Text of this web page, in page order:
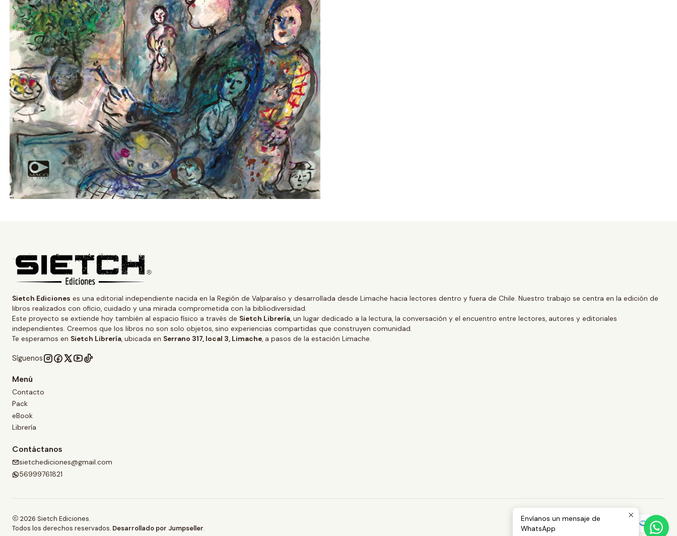
Sietch Ediciones es una editorial independiente nacida en la Región de Valparaíso y desarrollada desde Limache hacia lectores dentro y fuera de Chile. Nuestro trabajo se centra en la edición de
libros realizados con oficio, cuidado y una mirada comprometida con la bibliodiversidad.
Este proyecto se extiende hoy también al espacio físico a través de Sietch Librería, un lugar dedicado a la lectura, la conversación y el encuentro entre lectores, autores y editoriales
independientes. Creemos que los libros no son solo objetos, sino experiencias compartidas que construyen comunidad.
Te esperamos en Sietch Librería, ubicada en Serrano 317, local 3, Limache, a pasos de la estación Limache.
Síguenos
Menú
Contacto
Pack
eBook
Librería
Contáctanos
sietchediciones@gmail.com
56999761821
2026 Sietch Ediciones.
Todos los derechos reservados. Desarrollado por Jumpseller.
Envíanos un mensaje de
WhatsApp